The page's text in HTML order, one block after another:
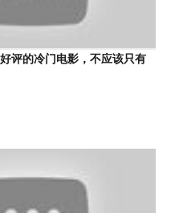
评的冷门电影，不应该只有